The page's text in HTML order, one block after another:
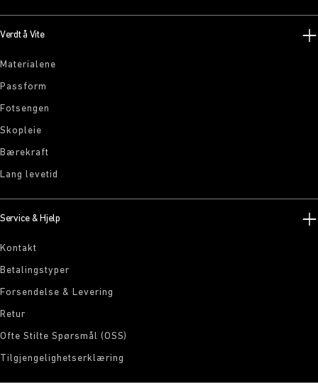
Verdt å Vite
Materialene
Passform
Fotsengen
Skopleie
Bærekraft
Lang levetid
Service & Hjelp
Kontakt
Betalingstyper
Forsendelse & Levering
Retur
Ofte Stilte Spørsmål (OSS)
Tilgjengelighetserklæring